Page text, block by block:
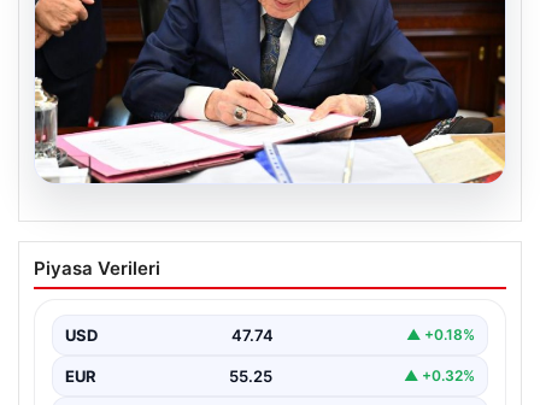
Bahçeli’den çerçeve yasa açıklaması:
Bin yıllık kardeşliğimiz tescillendi
Kardeşliğimiz Resmen Tescillendi”, “content”: “ Milliyetçi
Hareket…
Piyasa Verileri
USD 47.74 ▲ +0.18%
EUR 55.25 ▲ +0.32%